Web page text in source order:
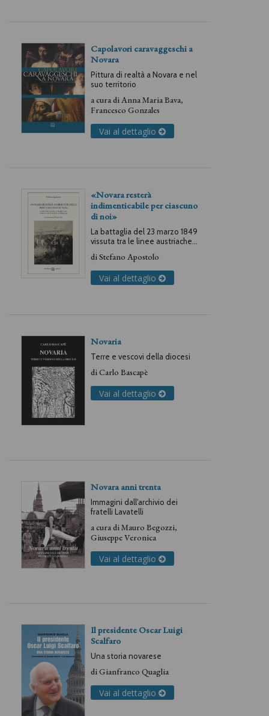
Capolavori caravaggeschi a
Novara
Pittura di realtà a Novara e nel
suo territorio
a cura diAnna Maria Bava,
Francesco Gonzales
Vai al dettaglio
«Novara resterà
indimenticabile per ciascuno
di noi»
La battaglia del 23 marzo 1849
vissuta tra le linee austriache.
diStefano Apostolo
Vai al dettaglio
Novaria
Terre e vescovi della diocesi
diCarlo Bascapè
Vai al dettaglio
Novara anni trenta
Immagini dall'archivio dei
fratelli Lavatelli
a cura diMauro Begozzi,
Giuseppe Veronica
Vai al dettaglio
Il presidente Oscar Luigi
Scalfaro
Una storia novarese
diGianfranco Quaglia
Vai al dettaglio